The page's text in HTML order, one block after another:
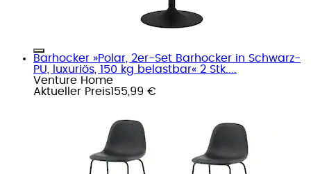
Barhocker »Polar, 2er-Set Barhocker in Schwarz-
PU, luxuriös, 150 kg belastbar« 2 Stk....
Venture Home
Aktueller Preis155,99 €